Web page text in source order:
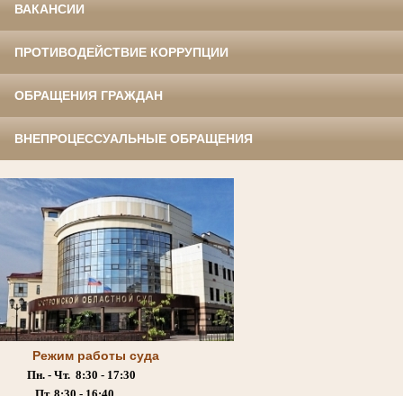
ВАКАНСИИ
ПРОТИВОДЕЙСТВИЕ КОРРУПЦИИ
ОБРАЩЕНИЯ ГРАЖДАН
ВНЕПРОЦЕССУАЛЬНЫЕ ОБРАЩЕНИЯ
Режим работы суда
Пн. - Чт. 8:30 - 17:30